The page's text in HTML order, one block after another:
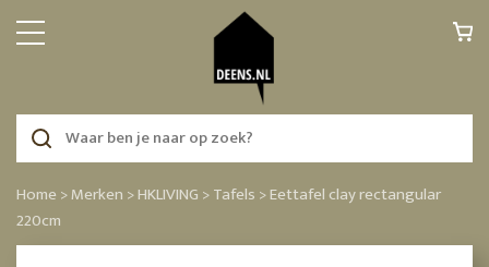
Home >Merken >HKLIVING >Tafels >Eettafel clay rectangular
220cm